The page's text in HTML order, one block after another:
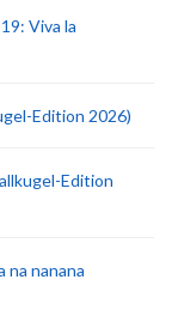
Viva la
Edition 2026)
Edition
na nanana